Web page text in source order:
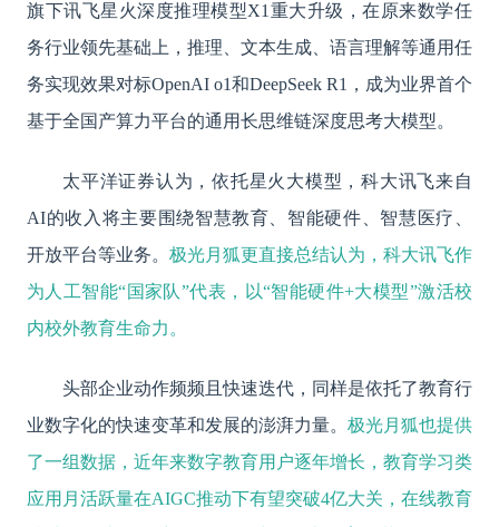
旗下讯飞星火深度推理模型X1重大升级，在原来数学任
务行业领先基础上，推理、文本生成、语言理解等通用任
务实现效果对标OpenAI o1和DeepSeek R1，成为业界首个
基于全国产算力平台的通用长思维链深度思考大模型。
太平洋证券认为，依托星火大模型，科大讯飞来自
AI的收入将主要围绕智慧教育、智能硬件、智慧医疗、
开放平台等业务。 极光月狐更直接总结认为，科大讯飞作
为人工智能“国家队”代表，以“智能硬件+大模型”激活校
内校外教育生命力。
头部企业动作频频且快速迭代，同样是依托了教育行
业数字化的快速变革和发展的澎湃力量。 极光月狐也提供
了一组数据，近年来数字教育用户逐年增长，教育学习类
应用月活跃量在AIGC推动下有望突破4亿大关，在线教育